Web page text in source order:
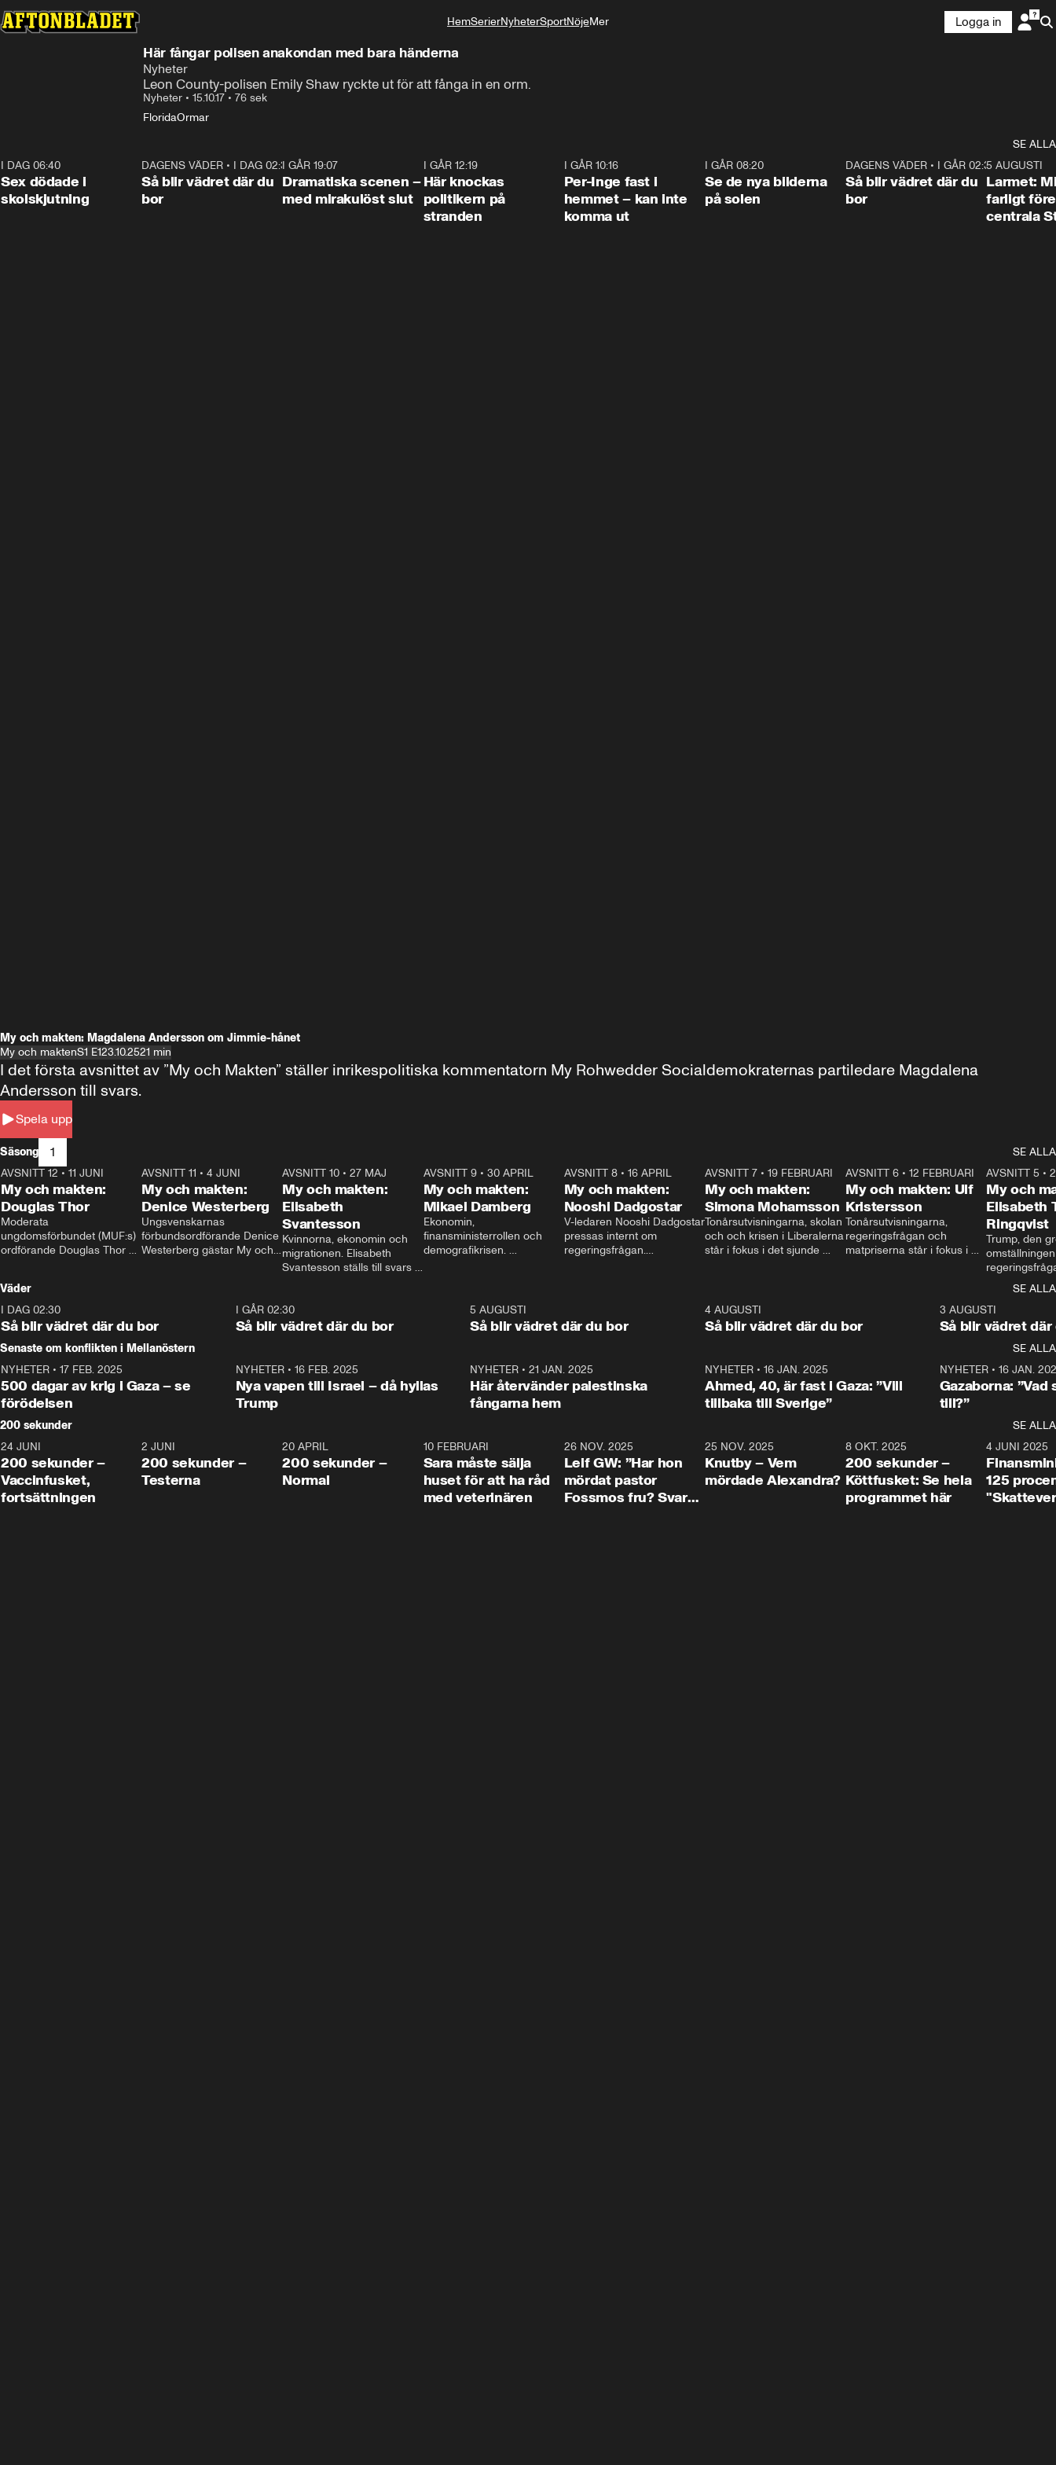
HemSerierNyheterSportNöjeMer
Logga in
Här fångar polisen anakondan med bara händerna
Nyheter
Leon County-polisen Emily Shaw ryckte ut för att fånga in en orm.
Nyheter • 15.10.17 • 76 sek
FloridaOrmar
SE ALLA
I DAG 06:40
Sex dödade i
skolskjutning
1:06
DAGENS VÄDER • I DAG 02:30
Så blir vädret där du
bor
I GÅR 19:07
Dramatiska scenen –
med mirakulöst slut
I GÅR 12:19
Här knockas
politikern på
stranden
I GÅR 10:16
Per-Inge fast i
hemmet – kan inte
komma ut
I GÅR 08:20
Se de nya bilderna
på solen
1:06
DAGENS VÄDER • I GÅR 02:30
Så blir vädret där du
bor
5 AUGUSTI
Larmet:
farligt
centrala
My och makten: Magdalena Andersson om Jimmie-hånet
My och maktenS1 E123.10.2521 min
Spela upp
I det första avsnittet av ”My och Makten” ställer inrikespolitiska kommentatorn My Rohwedder Socialdemokraternas partiledare Magdalena
Andersson till svars.
Säsong 1
SE ALLA
26:27
AVSNITT 12 • 11 JUNI
My och makten:
Douglas Thor
Moderata
ungdomsförbundet (MUF:s)
ordförande Douglas Thor
tonårsutvisningarna och hur
Moderaterna ska locka
väljare till valet i höst.
23:40
AVSNITT 11 •4 JUNI
My och makten:
Denice Westerberg
Ungsvenskarnas
förbundsordförande Denice
Westerberg gästar My och
AVSNITT 10 •27 MAJ
My och makten:
Elisabeth
Svantesson
Kvinnorna, ekonomin och
migrationen. Elisabeth
Svantesson ställs till svars
AVSNITT 9• 30 APRIL
My och makten:
Mikael Damberg
Ekonomin,
finansministerrollen och
demografikrisen.
och Makten.
AVSNITT 8• 16 APRIL
My och makten:
Nooshi Dadgostar
V-ledaren Nooshi Dadgostar
pressas internt om
regeringsfrågan.
– Vi ställer upp i val. Ska vi
vara med så sitter vi förstås
24:30
AVSNITT 7• 19 FEBRUARI
My och makten:
Simona Mohamsson
Tonårsutvisningarna, skolan
och och krisen i Liberalerna
står i fokus i det sjunde
kommentator My
Rohwedder ställer
utbildnings- och
Mohamsson till svars.
27:30
AVSNITT 6 •12 FEBRUARI
My och makten: Ulf
Kristersson
Tonårsutvisningarna,
regeringsfrågan och
matpriserna står i fokus i
Rohwedder ställer
statsminister Ulf Kristersson
AVSNITT 5 •
My och
Elisabeth
Ringqvist
Trump, den
centrum i
avsnittet av
Makten”. Se
Aftonbladets
Rohwedder
Thand Ring
Väder
SE ALLA
I DAG 02:30
Så blir vädret där du bor
1:06
I GÅR 02:30
Så blir vädret där du bor
5 AUGUSTI
Så blir vädret där du bor
4 AUGUSTI
Så blir vädret där du bor
3 AUGUSTI
Så blir vädret där
Senaste om konflikten i Mellanöstern
SE ALLA
NYHETER • 17 FEB. 2025
500 dagar av krig i Gaza – se
förödelsen
NYHETER• 16 FEB. 2025
Nya vapen till Israel – då hyllas
Trump
NYHETER •21 JAN. 2025
Här återvänder palestinska
fångarna hem
NYHETER• 16 JAN. 2025
Ahmed, 40, är fast i Gaza: ”Vill
tillbaka till Sverige”
NYHETER• 16 JAN.
Gazaborna:
till?”
200 sekunder
SE ALLA
5:00
24 JUNI
200 sekunder –
Vaccinfusket,
fortsättningen
4:23
2 JUNI
200 sekunder –
Testerna
20 APRIL
200 sekunder –
Normal
10 FEBRUARI
Sara måste sälja
huset för att ha råd
med veterinären
26 NOV. 2025
Leif GW: ”Har hon
mördat pastor
Fossmos fru? Svar
31:05
25 NOV. 2025
Knutby – Vem
mördade Alexandra?
4:29
8 OKT. 2025
200 sekunder –
Köttfusket: Se hela
programmet här
4 JUNI 2025
125